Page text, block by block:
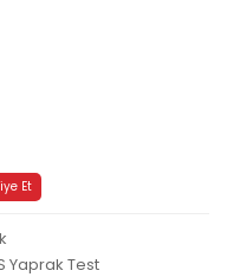
Et
Yaprak Test